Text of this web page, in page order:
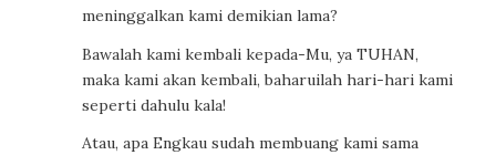
meninggalkan kami demikian lama?
Bawalah kami kembali kepada-Mu, ya TUHAN,
maka kami akan kembali, baharuilah hari-hari kami
seperti dahulu kala!
Atau, apa Engkau sudah membuang kami sama